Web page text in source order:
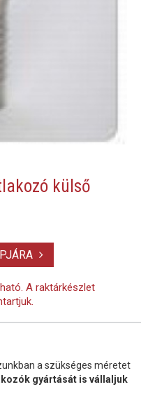
külső
A raktárkészlet
a szükséges méretet
gyártását is vállaljuk